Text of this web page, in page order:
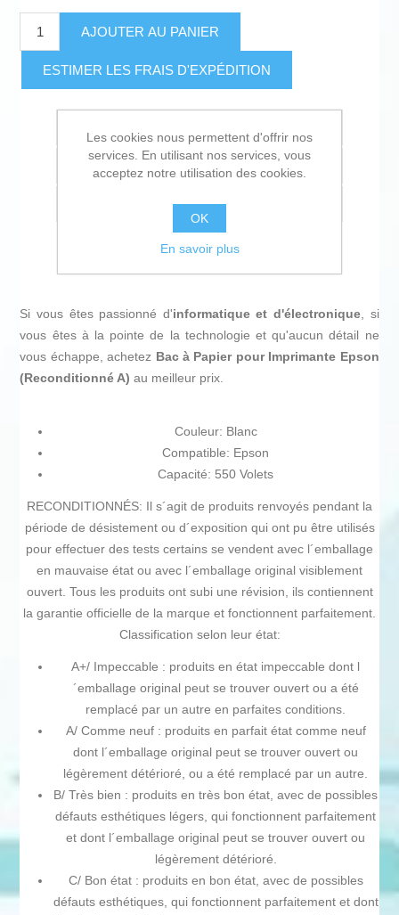
AJOUTER AU PANIER
ESTIMER LES FRAIS D'EXPÉDITION
Ajouter à la liste de comparaison
Envoyer à un ami
Si vous êtes passionné d'informatique et d'électronique, si
vous êtes à la pointe de la technologie et qu'aucun détail ne
vous échappe, achetez Bac à Papier pour Imprimante Epson
(Reconditionné A) au meilleur prix.
Couleur: Blanc
Compatible: Epson
Capacité: 550 Volets
RECONDITIONNÉS: Il s´agit de produits renvoyés pendant la
période de désistement ou d´exposition qui ont pu être utilisés
pour effectuer des tests certains se vendent avec l´emballage
en mauvaise état ou avec l´emballage original visiblement
ouvert. Tous les produits ont subi une révision, ils contiennent
la garantie officielle de la marque et fonctionnent parfaitement.
Classification selon leur état:
A+/ Impeccable : produits en état impeccable dont l
´emballage original peut se trouver ouvert ou a été
remplacé par un autre en parfaites conditions.
A/ Comme neuf : produits en parfait état comme neuf
dont l´emballage original peut se trouver ouvert ou
légèrement détérioré, ou a été remplacé par un autre.
B/ Très bien : produits en très bon état, avec de possibles
défauts esthétiques légers, qui fonctionnent parfaitement
et dont l´emballage original peut se trouver ouvert ou
légèrement détérioré.
C/ Bon état : produits en bon état, avec de possibles
défauts esthétiques, qui fonctionnent parfaitement et dont
Les cookies nous permettent d'offrir nos
services. En utilisant nos services, vous
acceptez notre utilisation des cookies.
OK
En savoir plus